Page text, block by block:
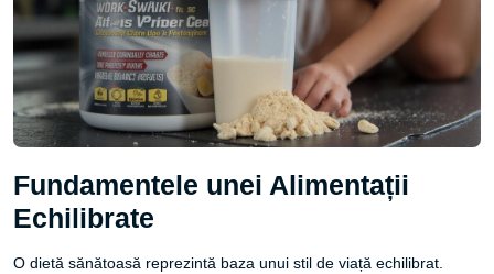
Fundamentele unei Alimentații
Echilibrate
O dietă sănătoasă reprezintă baza unui stil de viață echilibrat.